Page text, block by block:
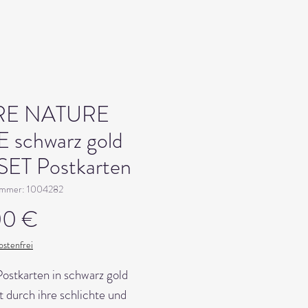
NATURE
schwarz gold
Postkarten
1004282
€
in schwarz gold
durch ihre schlichte und